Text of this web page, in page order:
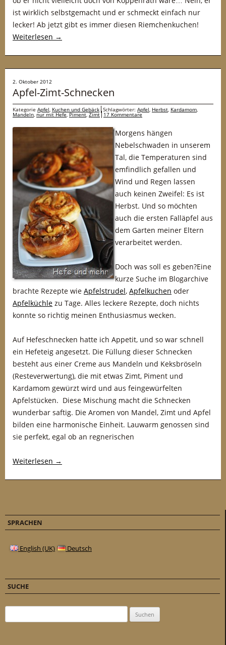
ist wirklich selbstgemacht und er schmeckt einfach nur
lecker! Ab jetzt gibt es immer diesen Riemchenkuchen!
Weiterlesen →
2. Oktober 2012
Apfel-Zimt-Schnecken
Kategorie Apfel, Kuchen und Gebäck Schlagwörter: Apfel, Herbst, Kardamom,
Mandeln, nur mit Hefe,Piment,Zimt 17 Kommentare
Morgens hängen
Nebelschwaden in unserem
Tal, die Temperaturen sind
emfindlich gefallen und
Wind und Regen lassen
auch keinen Zweifel: Es ist
Herbst. Und so möchten
auch die ersten Falläpfel aus
dem Garten meiner Eltern
verarbeitet werden.
Doch was soll es geben?Eine
kurze Suche im Blogarchive
brachte Rezepte wie Apfelstrudel, Apfelkuchen oder
Apfelküchle zu Tage. Alles leckere Rezepte, doch nichts
konnte so richtig meinen Enthusiasmus wecken.
Auf Hefeschnecken hatte ich Appetit, und so war schnell
ein Hefeteig angesetzt. Die Füllung dieser Schnecken
besteht aus einer Creme aus Mandeln und Keksbröseln
(Resteverwertung), die mit etwas Zimt, Piment und
Kardamom gewürzt wird und aus feingewürfelten
Apfelstücken. Diese Mischung macht die Schnecken
wunderbar saftig. Die Aromen von Mandel, Zimt und Apfel
bilden eine harmonische Einheit. Lauwarm genossen sind
sie perfekt, egal ob an regnerischen
Weiterlesen →
SPRACHEN
English (UK) Deutsch
SUCHE